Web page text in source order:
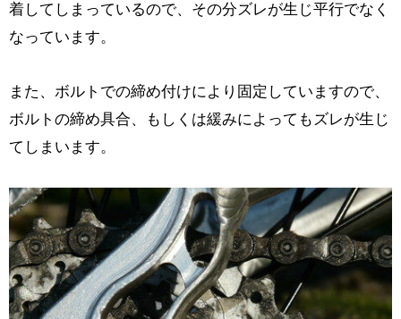
着してしまっているので、その分ズレが生じ平行でなく
なっています。
また、ボルトでの締め付けにより固定していますので、
ボルトの締め具合、もしくは緩みによってもズレが生じ
てしまいます。